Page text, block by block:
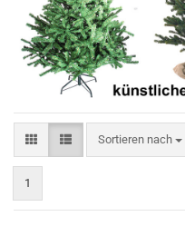
Sortieren nach
Sortieren nach
1